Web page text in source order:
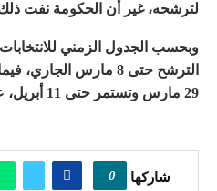
لترشحه، غير أن الحكومة نفت
وبحسب الجدول الزمني
الترشح حتى 8 مارس
29 مارس وتستمر حتى 11 أبريل، عشية يوم الاقتراع.
شاركها 0